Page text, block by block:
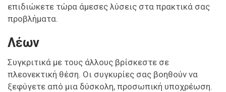
επιδιώκετε τώρα άμεσες λύσεις στα πρακτικά σας
προβλήματα.
Λέων
Συγκριτικά με τους άλλους βρίσκεστε σε
πλεονεκτική θέση. Οι συγκυρίες σας βοηθούν να
ξεφύγετε από μια δύσκολη, προσωπική υποχρέωση.